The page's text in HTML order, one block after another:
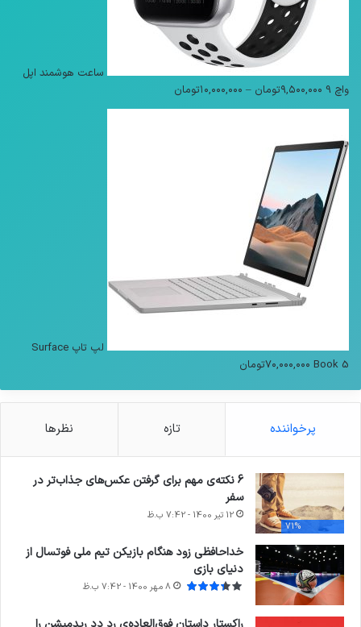
ساعت هوشمند اپل
واچ 9
۹,۵۰۰,۰۰۰تومان – ۱۰,۰۰۰,۰۰۰تومان
قیمت:
لپ تاپ Surface
Book 5 ۷۰,۰۰۰,۰۰۰تومان
پرخواننده تازه نظرها
71%
6 نکته‌ی مهم برای گرفتن عکس‌های جذاب‌تر در
سفر
12 تیر 1400 - 7:42 ب.ظ
خداحافظی زود هنگام بازیکن تیم ملی فوتسال از
دنیای بازی
8 مهر 1400 - 7:42 ب.ظ